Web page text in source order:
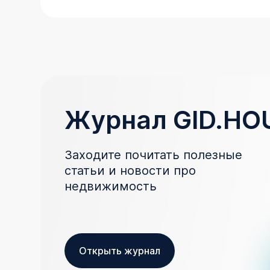
Журнал
Заходите почитать полезные
статьи и новости про
недвижимость
Открыть журнал